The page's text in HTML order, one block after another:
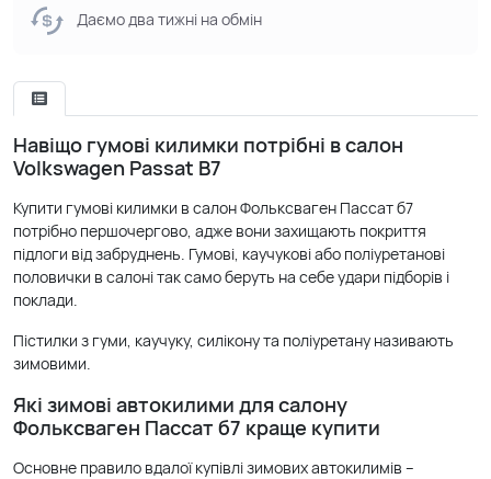
Даємо два тижні на обмін
Навіщо гумові килимки потрібні в салон
Volkswagen Passat B7
Купити гумові килимки в салон Фольксваген Пассат б7
потрібно першочергово, адже вони захищають покриття
підлоги від забруднень. Гумові, каучукові або поліуретанові
половички в салоні так само беруть на себе удари підборів і
поклади.
Пістилки з гуми, каучуку, силікону та поліуретану називають
зимовими.
Які зимові автокилими для салону
Фольксваген Пассат б7 краще купити
Основне правило вдалої купівлі зимових автокилимів –